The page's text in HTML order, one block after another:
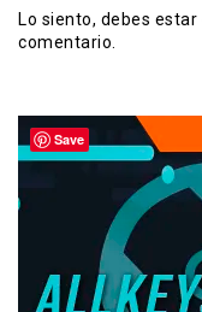
Lo siento, debes estar
comentario.
Save